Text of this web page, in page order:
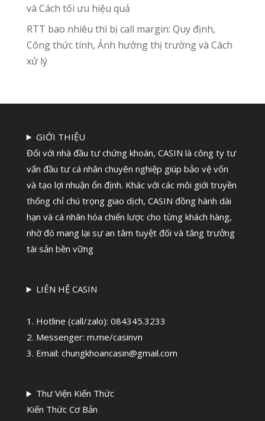
và Cách tối ưu hiệu quả
RTT bao nhiêu thì bị call margin: Quy định,
Công thức tính, Ảnh hưởng thị trường và Cách
xử lý
GIỚI THIỆU
Đối với nhà đầu tư chứng khoán, CASIN là công ty tư
vấn đầu tư cá nhân chuyên nghiệp giúp bảo vệ vốn
và tạo lợi nhuận ổn định. Khác với các môi giới truyền
thống chỉ chú trọng giao dịch, CASIN đồng hành dài
hạn và cá nhân hóa chiến lược cho từng khách hàng,
nhờ đó mang lại sự an tâm tuyệt đối và tăng trưởng
tài sản bền vững
LIÊN HỆ CASIN
1. Hotline (call/zalo): 084345.3233
2. Messenger: m.me/casinvn
3. Email: chungkhoancasin@gmail.com
Thư Viện Kiến Thức
Kiến Thức Cơ Bản